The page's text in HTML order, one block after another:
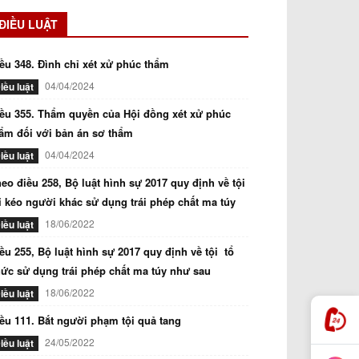
LUẬT
348. Đình chỉ xét xử phúc thẩm
luật 04/04/2024
355. Thẩm quyền của Hội đồng xét xử phúc
đối với bản án sơ thẩm
luật 04/04/2024
điều 258, Bộ luật hình sự 2017 quy định về tội
kéo người khác sử dụng trái phép chất ma túy
luật 18/06/2022
255, Bộ luật hình sự 2017 quy định về tội tổ
sử dụng trái phép chất ma túy như sau
luật 18/06/2022
111. Bắt người phạm tội quả tang
luật 24/05/2022